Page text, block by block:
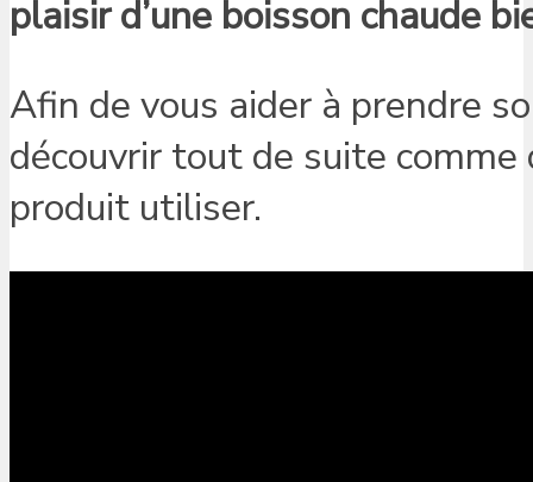
plaisir d’une boisson chaude
Afin de vous aider à prendre
découvrir tout de suite
produit utiliser.